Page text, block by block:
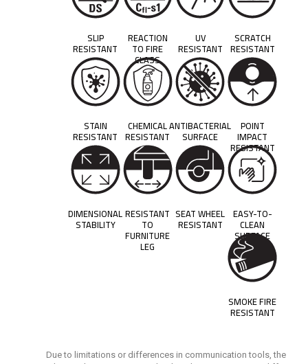
SCRATCH
RESISTANT
UV
RESISTANT
REACTION
TO FIRE
CLASS
SLIP
RESISTANT
POINT
IMPACT
RESISTANT
ANTIBACTERIAL
SURFACE
CHEMICAL
RESISTANT
STAIN
RESISTANT
EASY-TO-
CLEAN
SURFACE
SEAT WHEEL
RESISTANT
RESISTANT
TO
FURNITURE
LEG
DIMENSIONAL
STABILITY
SMOKE FIRE
RESISTANT
Due to limitations or differences in communication tools, the